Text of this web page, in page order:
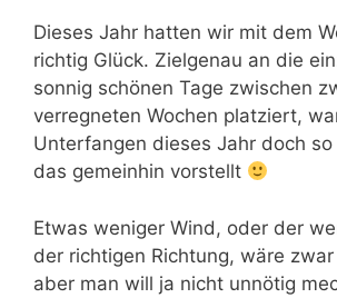
Dieses Jahr hatten wir mit dem
richtig Glück. Zielgenau an die
sonnig schönen Tage zwischen
verregneten Wochen platziert,
Unterfangen dieses Jahr doch
das gemeinhin vorstellt
Etwas weniger Wind, oder der
der richtigen Richtung, wäre
aber man will ja nicht unnötig